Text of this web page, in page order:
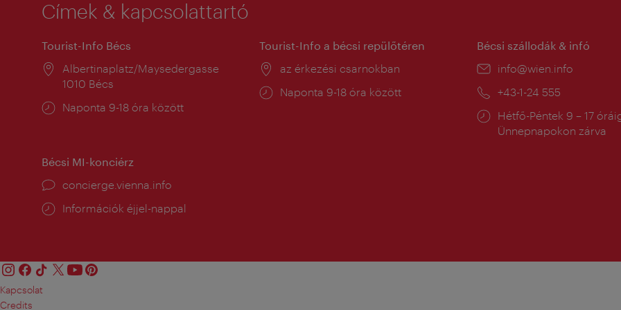
Címek & kapcsolattartó
Tourist-Info Bécs
Helyszín:
Albertinaplatz/Maysedergasse
1010 Bécs
Nyitva
Naponta 9-18 óra között
Tourist-Info a bécsi repülőtéren
Helyszín:
az érkezési csarnokban
Nyitva
Naponta 9-18 óra között
Bécsi szállodák & infó
E-
info@wien.info
Telefon:
+43-1-24 555
Nyitva
tartás:
Hétfő-Péntek 9 – 17
Ünnepnapokon zárva
Bécsi MI-konciérz
concierge.vienna.info
Információk éjjel-nappal
Kapcsolat
Credits